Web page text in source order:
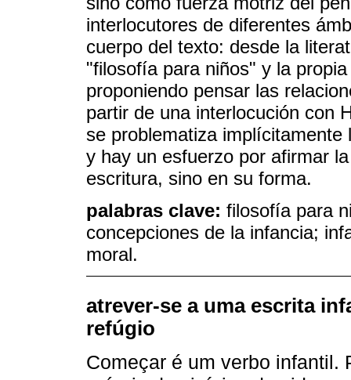
interlocutores de diferentes
cuerpo del texto: desde la
"filosofía para niños" y la
proponiendo pensar las
partir de una interlocución con
se problematiza
y hay un esfuerzo por afirmar
escritura, sino en su forma.
palabras clave: filosofía para
concepciones de la infancia;
moral.
atrever-se a uma escrita
refúgio
Começar é um verbo infantil.